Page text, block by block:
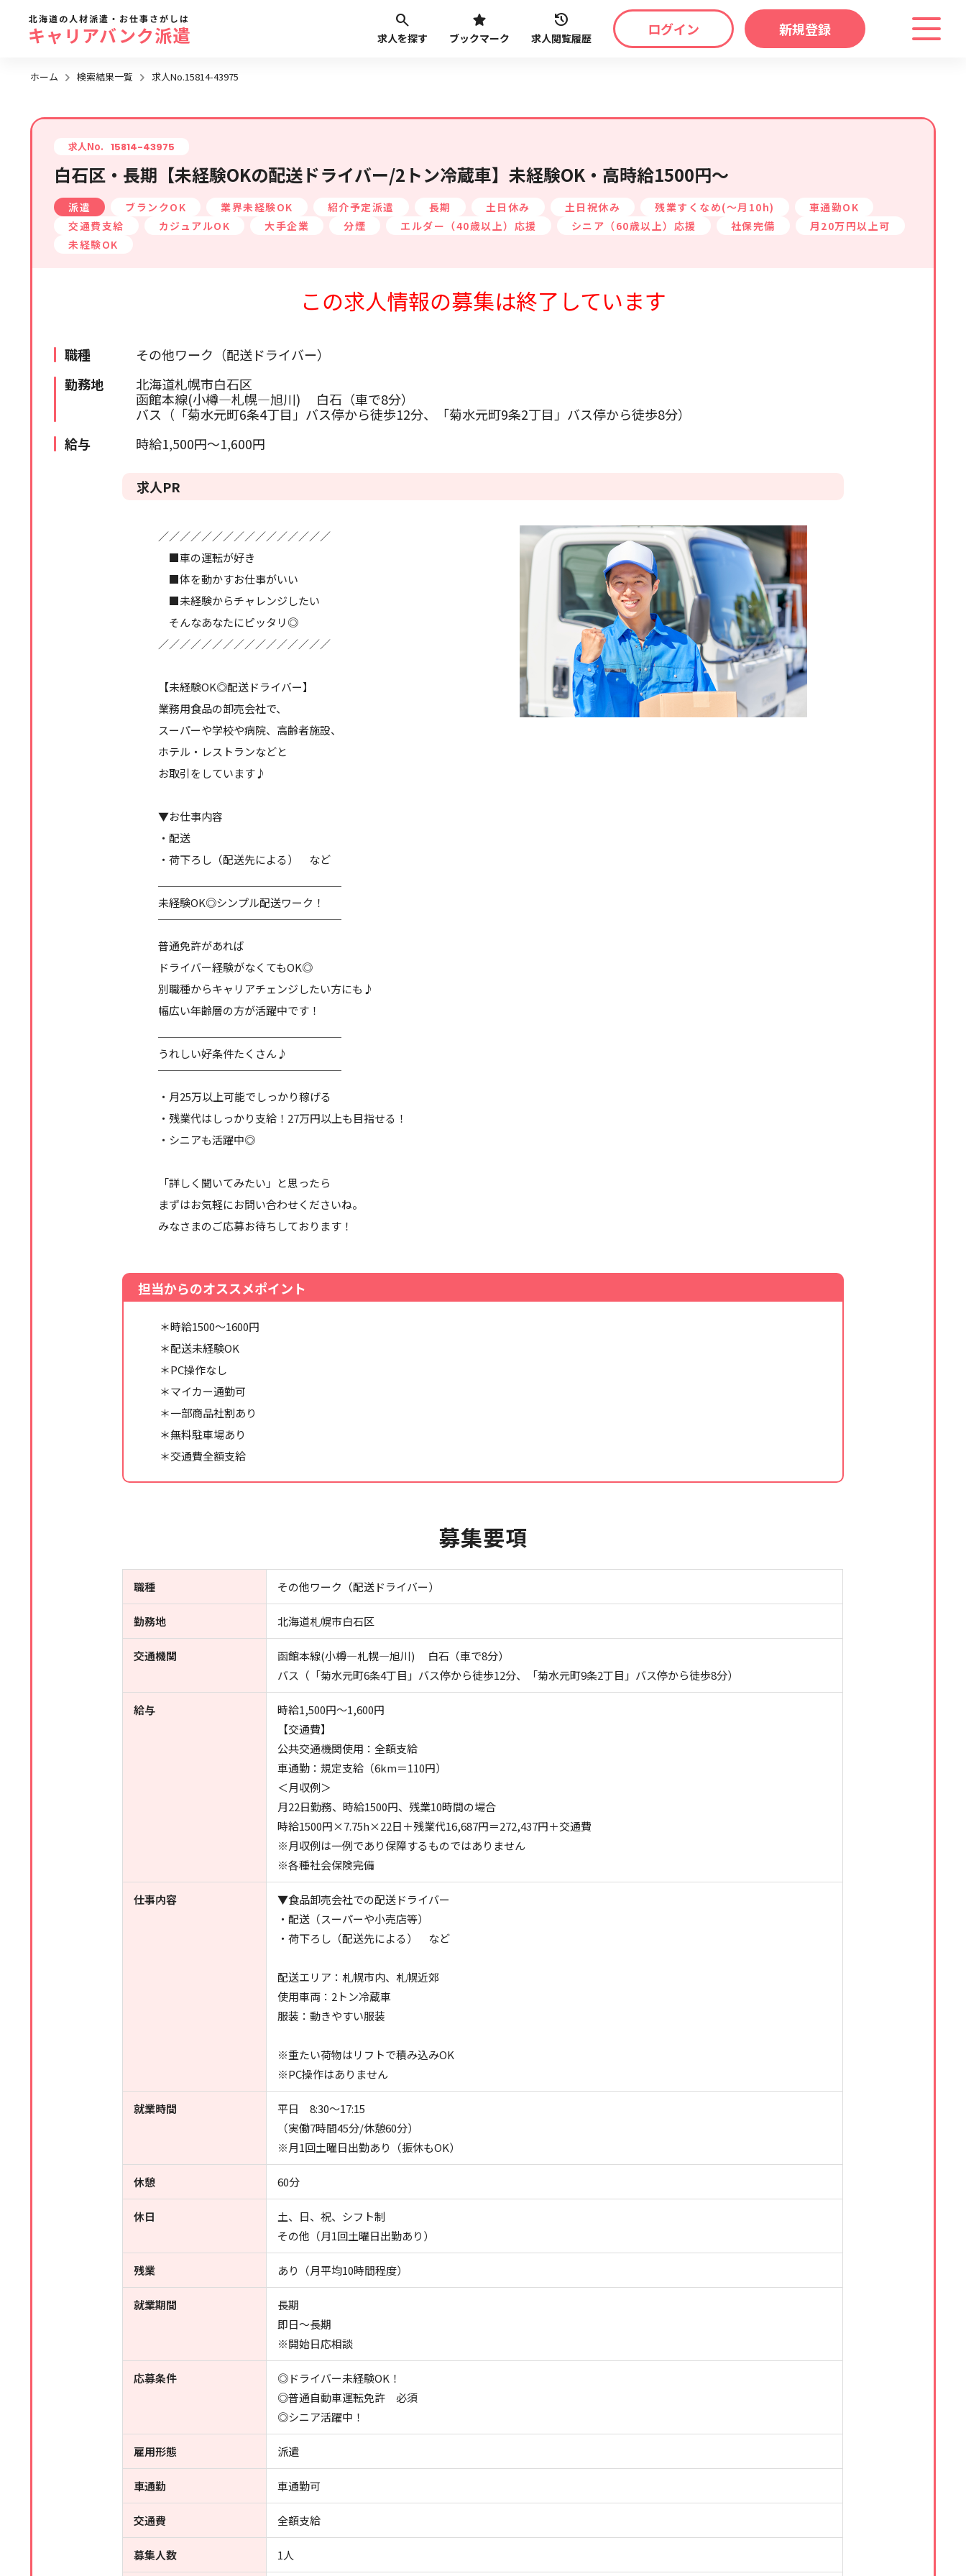
勤務地
札幌市全域
札幌市近郊エリア
苫小牧・室蘭エリア
北海道全域
道外
条件をクリアする
最近見た求人
求人履歴はありません。
最近利用した検索条件
検索履歴はありません。
北海道の人材派遣・お仕事さがしは
キャリアバンク派遣 求人を探す ブックマーク 求人閲覧履歴 ログイン 新規登録
ホーム 検索結果一覧 求人No.15814-43975
求人No. 15814-43975
白石区・長期【未経験OKの配送ドライバー/2トン冷蔵車】未経験OK・高時給1500円～
派遣 ブランクOK 業界未経験OK 紹介予定派遣 長期 土日休み 土日祝休み 残業すくなめ(～月10h)
車通勤OK
交通費支給
カジュアルOK 大手企業 分煙 エルダー（40歳以上）応援 シニア（60歳以上）応援 社保完備
月20万円以上可
未経験OK
この求人情報の募集は終了しています
職種
その他ワーク（配送ドライバー）
勤務地
北海道札幌市白石区
函館本線(小樽―札幌―旭川) 白石（車で8分）
バス（「菊水元町6条4丁目」バス停から徒歩12分、「菊水元町9条2丁目」バス停から徒歩8分）
給与
時給1,500円～1,600円
求人PR
／／／／／／／／／／／／／／／／
■車の運転が好き
■体を動かすお仕事がいい
■未経験からチャレンジしたい
そんなあなたにピッタリ◎
／／／／／／／／／／／／／／／／
【未経験OK◎配送ドライバー】
業務用食品の卸売会社で、
スーパーや学校や病院、高齢者施設、
ホテル・レストランなどと
お取引をしています♪
▼お仕事内容
・配送
・荷下ろし（配送先による） など
未経験OK◎シンプル配送ワーク！
￣￣￣￣￣￣￣￣￣￣￣￣￣￣￣￣￣
普通免許があれば
ドライバー経験がなくてもOK◎
別職種からキャリアチェンジしたい方にも♪
幅広い年齢層の方が活躍中です！
うれしい好条件たくさん♪
￣￣￣￣￣￣￣￣￣￣￣￣￣￣￣￣￣
・月25万以上可能でしっかり稼げる
・残業代はしっかり支給！27万円以上も目指せる！
・シニアも活躍中◎
「詳しく聞いてみたい」と思ったら
まずはお気軽にお問い合わせくださいね。
みなさまのご応募お待ちしております！
担当からのオススメポイント
＊時給1500～1600円
＊配送未経験OK
＊PC操作なし
＊マイカー通勤可
＊一部商品社割あり
＊無料駐車場あり
＊交通費全額支給
募集要項
職種 その他ワーク（配送ドライバー）
勤務地 北海道札幌市白石区
交通機関
函館本線(小樽―札幌―旭川) 白石（車で8分）
バス（「菊水元町6条4丁目」バス停から徒歩12分、「菊水元町9条2丁目」バス停から徒歩8分）
給与
時給1,500円～1,600円
【交通費】
公共交通機関使用：全額支給
車通勤：規定支給（6km＝110円）
＜月収例＞
月22日勤務、時給1500円、残業10時間の場合
時給1500円×7.75h×22日＋残業代16,687円＝272,437円＋交通費
※月収例は一例であり保障するものではありません
※各種社会保険完備
仕事内容
▼食品卸売会社での配送ドライバー
・配送（スーパーや小売店等）
・荷下ろし（配送先による） など
配送エリア：札幌市内、札幌近郊
使用車両：2トン冷蔵車
服装：動きやすい服装
※重たい荷物はリフトで積み込みOK
※PC操作はありません
就業時間
平日 8:30～17:15
（実働7時間45分/休憩60分）
※月1回土曜日出勤あり（振休もOK）
休憩 60分
休日
土、日、祝、シフト制
その他（月1回土曜日出勤あり）
残業 あり（月平均10時間程度）
就業期間
長期
即日～長期
※開始日応相談
応募条件
◎ドライバー未経験OK！
◎普通自動車運転免許 必須
◎シニア活躍中！
雇用形態 派遣
車通勤 車通勤可
交通費 全額支給
募集人数 1人